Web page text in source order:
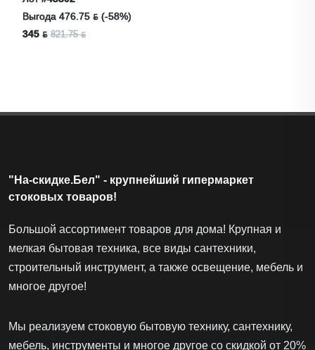
Выгода 476.75 ƃ (-58%)
345 ƃ 821.75 ƃ
"На-скидке.Бел" - крупнейший гипермаркет
стоковых товаров!
Большой ассортимент товаров для дома! Крупная и
мелкая бытовая техника, все виды сантехники,
строительный инструмент, а также освещение, мебель и
многое другое!
Мы реализуем стоковую бытовую технику, сантехнику,
мебель, инструменты и многое другое со скидкой от 20%